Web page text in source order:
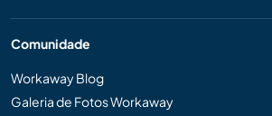
Comunidade
Workaway Blog
Galeria de Fotos Workaway